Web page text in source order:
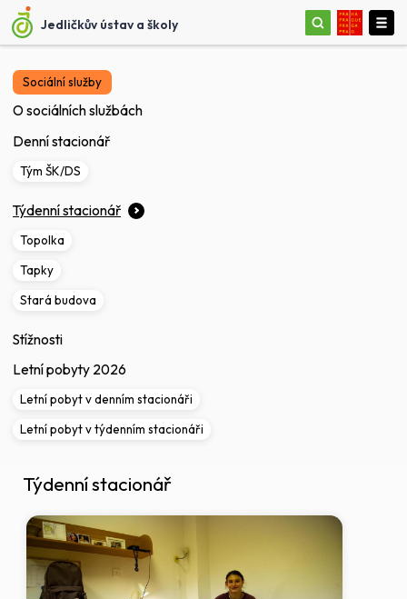
Jedličkův ústav a školy
Sociální služby
O sociálních službách
Denní stacionář
Tým ŠK/DS
Týdenní stacionář
Topolka
Tapky
Stará budova
Stížnosti
Letní pobyty 2026
Letní pobyt v denním stacionáři
Letní pobyt v týdenním stacionáři
Týdenní stacionář